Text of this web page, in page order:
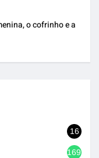
o cofrinho e a
16
1692